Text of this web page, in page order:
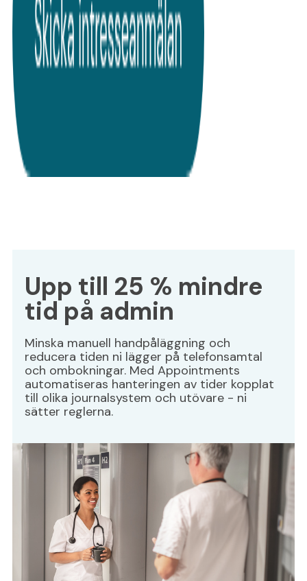
Upp till 25 % mindre
tid på admin
Minska manuell handpåläggning och
reducera tiden ni lägger på telefonsamtal
och ombokningar. Med Appointments
automatiseras hanteringen av tider kopplat
till olika journalsystem och utövare - ni
sätter reglerna.